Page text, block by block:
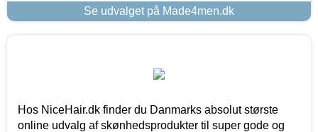
Se udvalget på Made4men.dk
Hos NiceHair.dk finder du Danmarks absolut største
online udvalg af skønhedsprodukter til super gode og